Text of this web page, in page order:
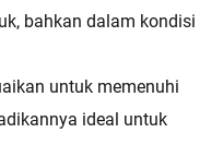
bahkan dalam kondisi
untuk memenuhi
ideal untuk